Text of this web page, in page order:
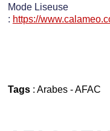
Mode Liseuse
: https://
Tags: Arabes-AFAC